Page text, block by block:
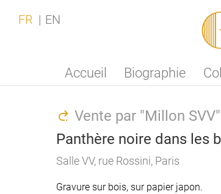
Accueil Biographie
FR EN
Vente par "Millon
Panthère noire dans les
Salle VV, rue Rossini, Paris
Gravure sur bois, sur papier japon.